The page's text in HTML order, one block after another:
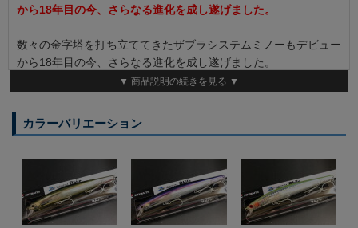
から18年目の今、さらなる進化を成し遂げました。
数々の金字塔を打ち立ててきたザブラシステムミノーもデビュー
から18年目の今、さらなる進化を成し遂げました。
ターゲットは無限大。
フィールドもサーフ、磯、河川河口、中流部、ボートでのキャス
ザブラシステムミノー139F／139Sアビレ（Abile）で新たなる金
字塔を築き上げてください。
◆size ： 139mm ◆weight ： 20.7g ◆Type ： シンキング
▼ 商品説明の続きを見る ▼
カラーバリエーション